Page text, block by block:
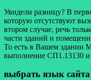
Увидели разницу? В
которую отсутствуют
втором случае, речь
части зданий и
То есть в Вашем здании
выполнение СП1.13130 и
выбрать язык сайта